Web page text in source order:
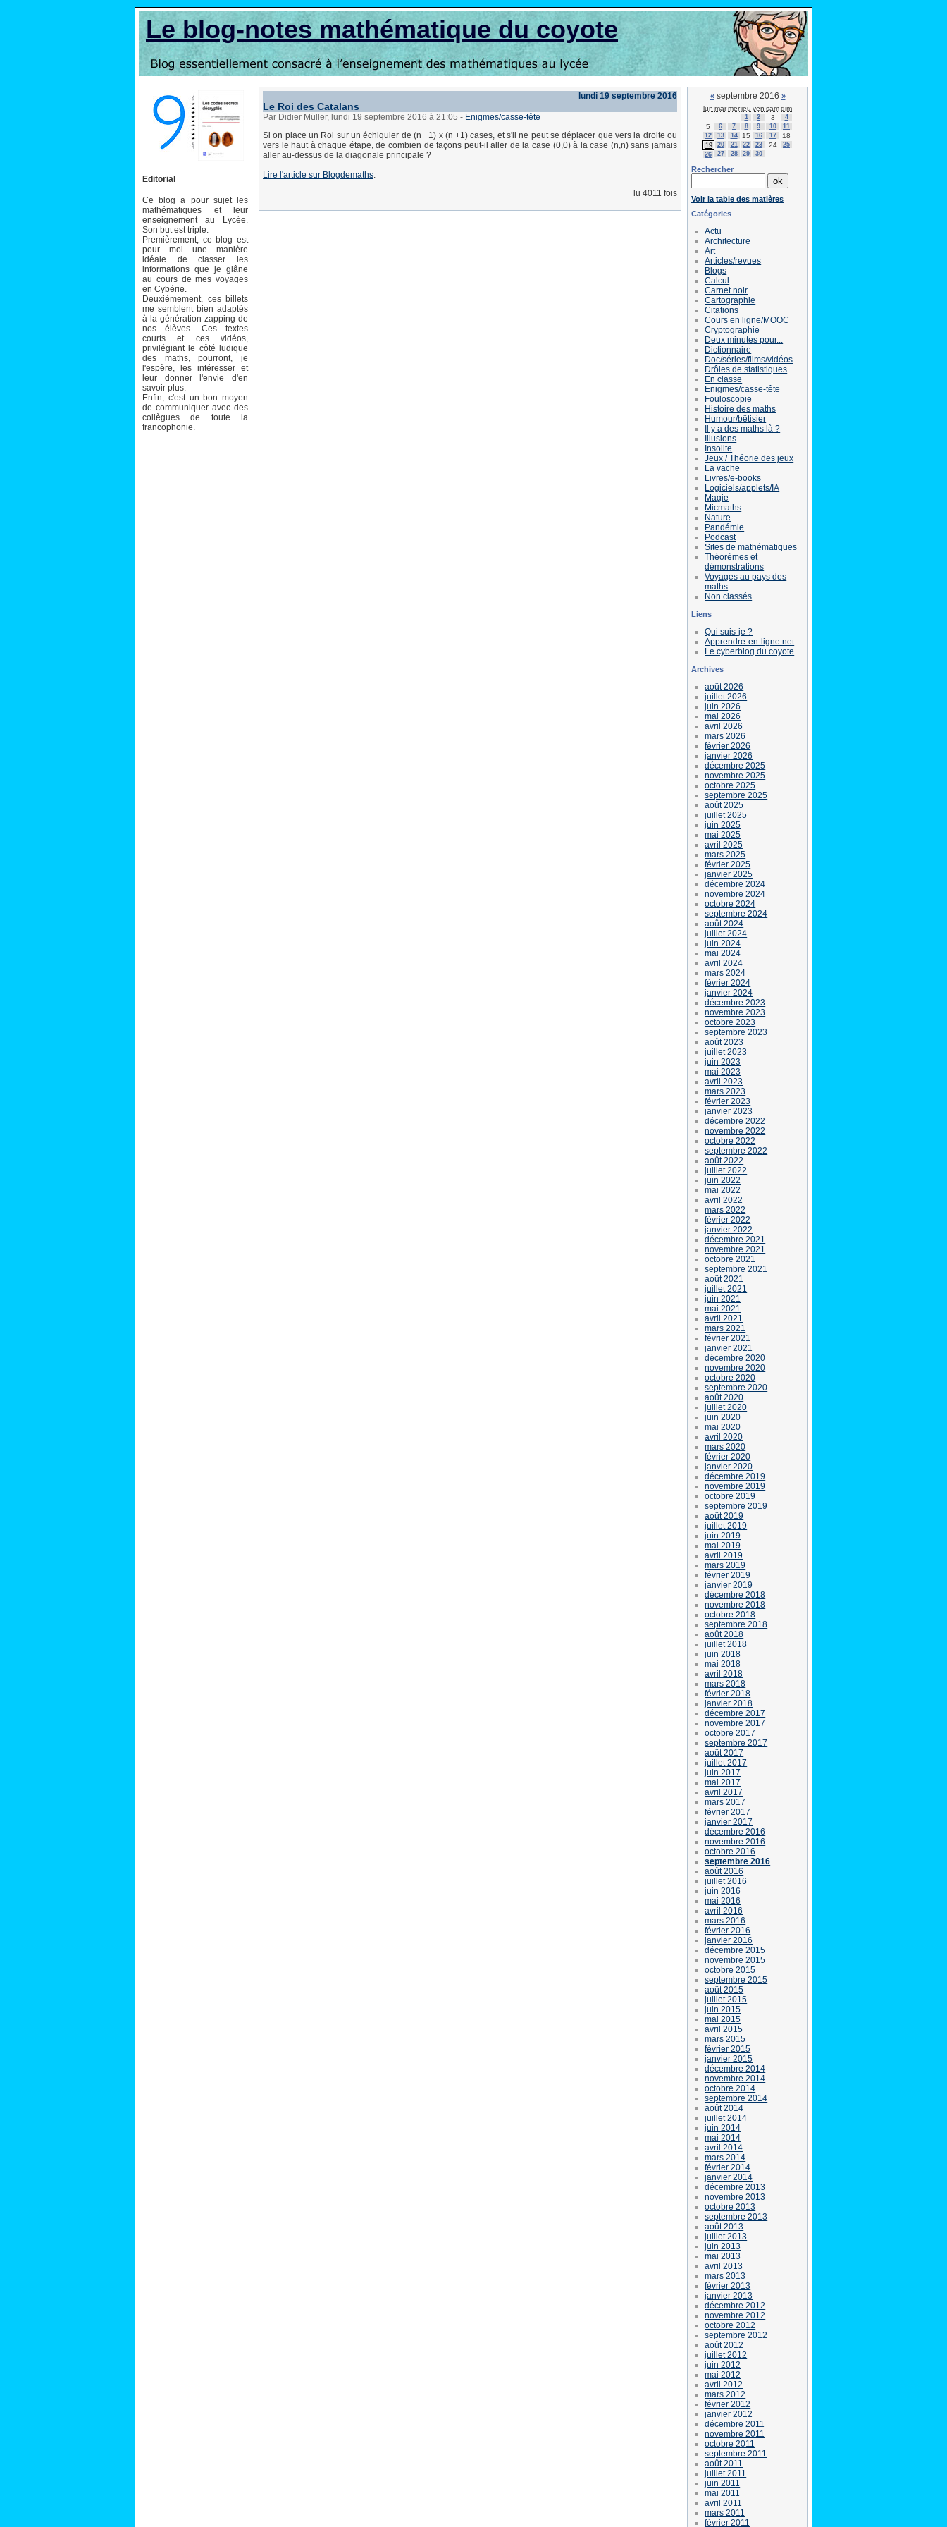
Le blog-notes mathématique du coyote
Editorial
Ce blog a pour sujet les
mathématiques et leur
enseignement au Lycée.
Son but est triple.
Premièrement, ce blog est
pour moi une manière
idéale de classer les
informations que je glâne
au cours de mes voyages
en Cybérie.
Deuxièmement, ces billets
me semblent bien adaptés
à la génération zapping de
nos élèves. Ces textes
courts et ces vidéos,
privilégiant le côté ludique
des maths, pourront, je
l'espère, les intéresser et
leur donner l'envie d'en
savoir plus.
Enfin, c'est un bon moyen
de communiquer avec des
collègues de toute la
francophonie.
lundi 19 septembre 2016
Le Roi des Catalans
Par Didier Müller, lundi 19 septembre 2016 à 21:05 - Enigmes/casse-tête
Si on place un Roi sur un échiquier de (n +1) x (n +1) cases, et s'il ne peut se déplacer que vers la droite ou
vers le haut à chaque étape, de combien de façons peut-il aller de la case (0,0) à la case (n,n) sans jamais
aller au-dessus de la diagonale principale ?
Lire l'article sur Blogdemaths.
lu 4011 fois
«septembre 2016 »
lun marmerjeu ven samdim
1 2 3 4
5 6 7 8 9 10
11
12
13 14 15 16 17 18
19 20 21 22 23 24
25
26
27 28 29 30
Rechercher
Voir la table des matières
Catégories
Actu
Architecture
Art
Articles/revues
Blogs
Calcul
Carnet noir
Cartographie
Citations
Cours en ligne/MOOC
Cryptographie
Deux minutes pour...
Dictionnaire
Doc/séries/films/vidéos
Drôles de statistiques
En classe
Enigmes/casse-tête
Fouloscopie
Histoire des maths
Humour/bêtisier
Il y a des maths là ?
Illusions
Insolite
Jeux / Théorie des jeux
La vache
Livres/e-books
Logiciels/applets/IA
Magie
Micmaths
Nature
Pandémie
Podcast
Sites de mathématiques
Théorèmes et
démonstrations
Voyages au pays des
maths
Non classés
Liens
Qui suis-je ?
Apprendre-en-ligne.net
Le cyberblog du coyote
Archives
août 2026
juillet 2026
juin 2026
mai 2026
avril 2026
mars 2026
février 2026
janvier 2026
décembre 2025
novembre 2025
octobre 2025
septembre 2025
août 2025
juillet 2025
juin 2025
mai 2025
avril 2025
mars 2025
février 2025
janvier 2025
décembre 2024
novembre 2024
octobre 2024
septembre 2024
août 2024
juillet 2024
juin 2024
mai 2024
avril 2024
mars 2024
février 2024
janvier 2024
décembre 2023
novembre 2023
octobre 2023
septembre 2023
août 2023
juillet 2023
juin 2023
mai 2023
avril 2023
mars 2023
février 2023
janvier 2023
décembre 2022
novembre 2022
octobre 2022
septembre 2022
août 2022
juillet 2022
juin 2022
mai 2022
avril 2022
mars 2022
février 2022
janvier 2022
décembre 2021
novembre 2021
octobre 2021
septembre 2021
août 2021
juillet 2021
juin 2021
mai 2021
avril 2021
mars 2021
février 2021
janvier 2021
décembre 2020
novembre 2020
octobre 2020
septembre 2020
août 2020
juillet 2020
juin 2020
mai 2020
avril 2020
mars 2020
février 2020
janvier 2020
décembre 2019
novembre 2019
octobre 2019
septembre 2019
août 2019
juillet 2019
juin 2019
mai 2019
avril 2019
mars 2019
février 2019
janvier 2019
décembre 2018
novembre 2018
octobre 2018
septembre 2018
août 2018
juillet 2018
juin 2018
mai 2018
avril 2018
mars 2018
février 2018
janvier 2018
décembre 2017
novembre 2017
octobre 2017
septembre 2017
août 2017
juillet 2017
juin 2017
mai 2017
avril 2017
mars 2017
février 2017
janvier 2017
décembre 2016
novembre 2016
octobre 2016
septembre 2016
août 2016
juillet 2016
juin 2016
mai 2016
avril 2016
mars 2016
février 2016
janvier 2016
décembre 2015
novembre 2015
octobre 2015
septembre 2015
août 2015
juillet 2015
juin 2015
mai 2015
avril 2015
mars 2015
février 2015
janvier 2015
décembre 2014
novembre 2014
octobre 2014
septembre 2014
août 2014
juillet 2014
juin 2014
mai 2014
avril 2014
mars 2014
février 2014
janvier 2014
décembre 2013
novembre 2013
octobre 2013
septembre 2013
août 2013
juillet 2013
juin 2013
mai 2013
avril 2013
mars 2013
février 2013
janvier 2013
décembre 2012
novembre 2012
octobre 2012
septembre 2012
août 2012
juillet 2012
juin 2012
mai 2012
avril 2012
mars 2012
février 2012
janvier 2012
décembre 2011
novembre 2011
octobre 2011
septembre 2011
août 2011
juillet 2011
juin 2011
mai 2011
avril 2011
mars 2011
février 2011